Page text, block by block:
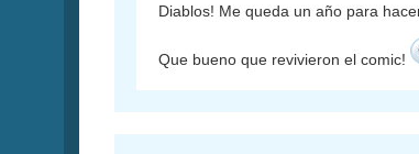
Diablos! Me queda un año para
Que bueno que revivieron el comic!